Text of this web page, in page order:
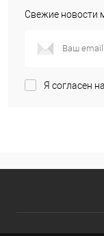
Свежие новости
Я согласен на